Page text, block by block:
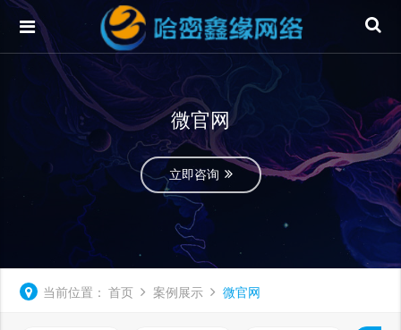
微官网
立即咨询
当前位置： 首页 案例展示 微官网